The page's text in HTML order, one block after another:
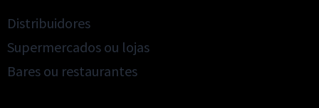
Distribuidores
Supermercados ou lojas
Bares ou restaurantes